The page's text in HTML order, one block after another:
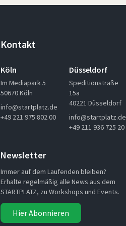
Kontakt
Köln
Im Mediapark 5
50670 Köln
info@startplatz.de
+49 221 975 802 00
Düsseldorf
Speditionstraße
15a
40221 Düsseldorf
info@startplatz.de
+49 211 936 725 20
Newsletter
Immer auf dem Laufenden bleiben?
Erhalte regelmäßig alle News aus dem
STARTPLATZ, zu Workshops und Events.
Hier Abonnieren